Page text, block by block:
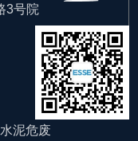
3号院
水泥危废